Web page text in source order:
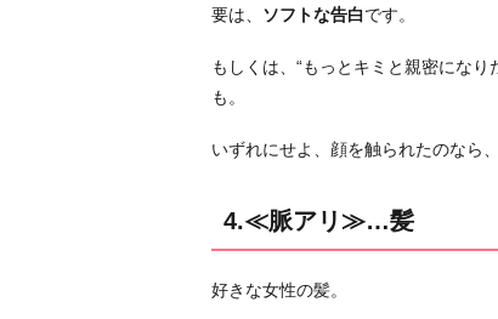
≫…
太
お
り
に
要は、 ソフトな告白です。
もしくは、“もっとキミと親密にな
も。
いずれにせよ、顔を触られたのなら
4.≪脈アリ≫…髪
好きな女性の髪。